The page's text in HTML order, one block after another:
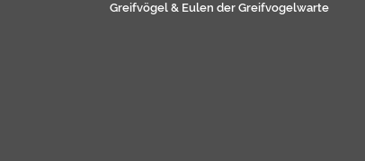
Greifvögel & Eulen der Greifvogelwarte